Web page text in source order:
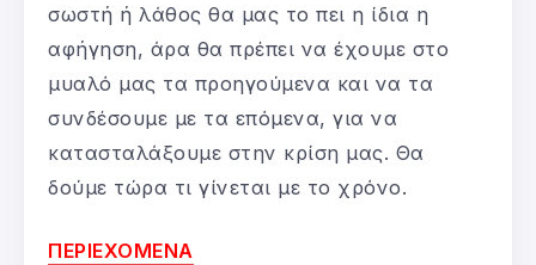
σωστή ή λάθος θα μας το πει η ίδια η
αφήγηση, άρα θα πρέπει να έχουμε στο
μυαλό μας τα προηγούμενα και να τα
συνδέσουμε με τα επόμενα, για να
κατασταλάξουμε στην κρίση μας. Θα
δούμε τώρα τι γίνεται με το χρόνο.
ΠΕΡΙΕΧΟΜΕΝΑ